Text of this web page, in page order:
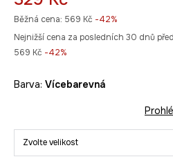
Běžná cena: 569 Kč -42%
Nejnižší cena za posledních 30 dnů
569 Kč -42%
Barva: vícebarevná
Zvolte velikost